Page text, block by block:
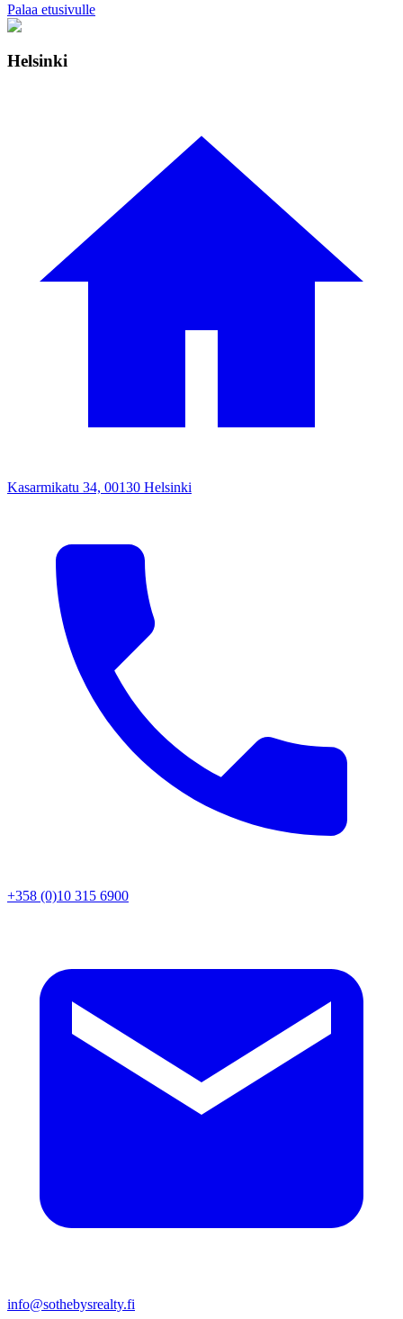
Palaa etusivulle
Helsinki
Kasarmikatu 34, 00130 Helsinki
+358 (0)10 315 6900
info@sothebysrealty.fi